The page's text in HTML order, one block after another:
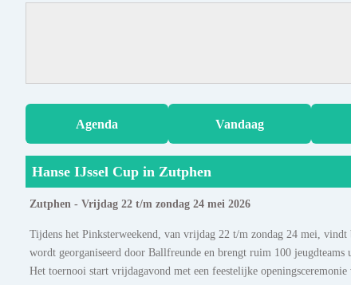
Agenda Vandaag
Hanse IJssel Cup in Zutphen
Zutphen - Vrijdag 22 t/m zondag 24 mei 2026
Tijdens het Pinksterweekend, van vrijdag 22 t/m zondag 24 mei,
wordt georganiseerd door Ballfreunde en brengt ruim 100
Het toernooi start vrijdagavond met een feestelijke